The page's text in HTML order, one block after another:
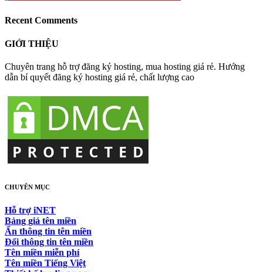
Recent Comments
GIỚI THIỆU
Chuyên trang hỗ trợ đăng ký hosting, mua hosting giá rẻ. Hướng
dẫn bí quyết đăng ký hosting giá rẻ, chất lượng cao
CHUYÊN MỤC
Hỗ trợ iNET
Bảng giá tên miền
Ẩn thông tin tên miền
Đổi thông tin tên miền
Tên miền miễn phí
Tên miền Tiếng Việt